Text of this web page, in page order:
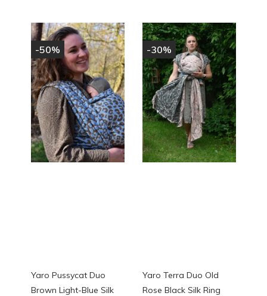
-50%
Yaro Pussycat Duo
Brown Light-Blue Silk
-30%
Yaro Terra Duo Old
Rose Black Silk Ring